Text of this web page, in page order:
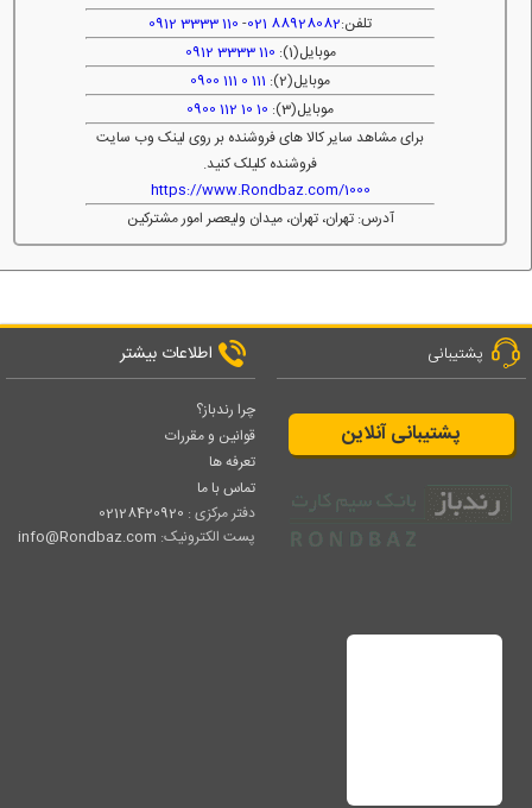
تلفن:88928082 021
-
110 3333 0912
موبایل(1):
110 3333 0912
موبایل(2):
111 0 111 0900
موبایل(3):
10 10 112 0900
برای مشاهد سایر کالا های فروشنده بر روی لینک وب سایت
فروشنده کلیلک کنید.
https://www.Rondbaz.com/1000
آدرس: تهران، تهران، میدان ولیعصر امور مشترکین
پشتیبانی
پشتیبانی آنلاین
اطلاعات بیشتر
چرا رندباز؟
قوانین و مقررات
تعرفه ها
تماس با ما
دفتر مرکزی : 02128420920
پست الکترونیک: info@Rondbaz.com